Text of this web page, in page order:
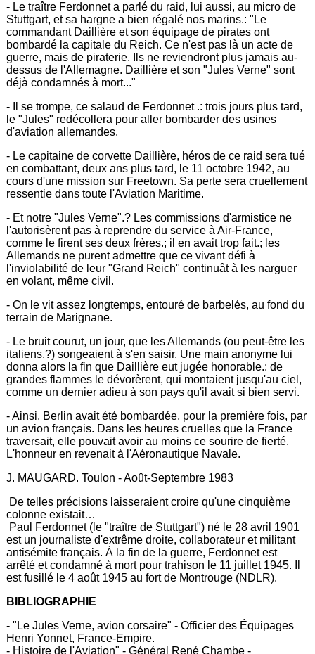
- Le traître Ferdonnet a parlé du raid, lui aussi, au micro de
Stuttgart, et sa hargne a bien régalé nos marins.: "Le
commandant Daillière et son équipage de pirates ont
bombardé la capitale du Reich. Ce n'est pas là un acte de
guerre, mais de piraterie. Ils ne reviendront plus jamais au-
dessus de l'Allemagne. Daillière et son "Jules Verne" sont
déjà condamnés à mort..."
- Il se trompe, ce salaud de Ferdonnet .: trois jours plus tard,
le "Jules" redécollera pour aller bombarder des usines
d'aviation allemandes.
- Le capitaine de corvette Daillière, héros de ce raid sera tué
en combattant, deux ans plus tard, le 11 octobre 1942, au
cours d'une mission sur Freetown. Sa perte sera cruellement
ressentie dans toute l'Aviation Maritime.
- Et notre "Jules Verne".? Les commissions d'armistice ne
l'autorisèrent pas à reprendre du service à Air-France,
comme le firent ses deux frères.; il en avait trop fait.; les
Allemands ne purent admettre que ce vivant défi à
l'inviolabilité de leur "Grand Reich" continuât à les narguer
en volant, même civil.
- On le vit assez longtemps, entouré de barbelés, au fond du
terrain de Marignane.
- Le bruit courut, un jour, que les Allemands (ou peut-être les
italiens.?) songeaient à s'en saisir. Une main anonyme lui
donna alors la fin que Daillière eut jugée honorable.: de
grandes flammes le dévorèrent, qui montaient jusqu'au ciel,
comme un dernier adieu à son pays qu'il avait si bien servi.
- Ainsi, Berlin avait été bombardée, pour la première fois, par
un avion français. Dans les heures cruelles que la France
traversait, elle pouvait avoir au moins ce sourire de fierté.
L'honneur en revenait à l'Aéronautique Navale.
J. MAUGARD. Toulon - Août-Septembre 1983
De telles précisions laisseraient croire qu'une cinquième
colonne existait…
Paul Ferdonnet (le "traître de Stuttgart") né le 28 avril 1901
est un journaliste d'extrême droite, collaborateur et militant
antisémite français. À la fin de la guerre, Ferdonnet est
arrêté et condamné à mort pour trahison le 11 juillet 1945. Il
est fusillé le 4 août 1945 au fort de Montrouge (NDLR).
BIBLIOGRAPHIE
- "Le Jules Verne, avion corsaire" - Officier des Équipages
Henri Yonnet, France-Empire.
- Histoire de l'Aviation" - Général René Chambe -